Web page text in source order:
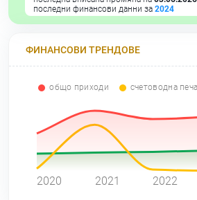
последни финансови данни за 2024
ФИНАНСОВИ ТРЕНДОВЕ
общо приходи счетоводна
2020 2021 2022